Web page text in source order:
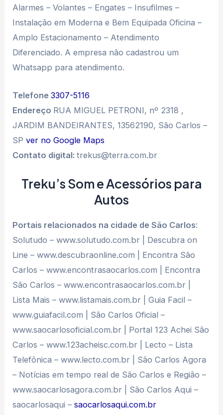
Alarmes – Volantes – Engates – Insufilmes –
Instalação em Moderna e Bem Equipada Oficina –
Amplo Estacionamento – Atendimento
Diferenciado. A empresa não cadastrou um
Whatsapp para atendimento.
Telefone3307-5116
Endereço RUA MIGUEL PETRONI, nº 2318 ,
JARDIM BANDEIRANTES, 13562190, São Carlos –
SPver no Google Maps
Contato digital:trekus@terra.com.br
Treku’s Som e Acessórios para
Autos
Portais relacionados na cidade de São Carlos:
Solutudo – www.solutudo.com.br | Descubra on
Line – www.descubraonline.com | Encontra São
Carlos – www.encontrasaocarlos.com | Encontra
São Carlos – www.encontrasaocarlos.com.br |
Lista Mais – www.listamais.com.br | Guia Facil –
www.guiafacil.com | São Carlos Oficial –
www.saocarlosoficial.com.br | Portal 123 Achei São
Carlos – www.123acheisc.com.br | Lecto – Lista
Telefônica – www.lecto.com.br | São Carlos Agora
– Notícias em tempo real de São Carlos e Região –
www.saocarlosagora.com.br | São Carlos Aqui –
saocarlosaqui –saocarlosaqui.com.br